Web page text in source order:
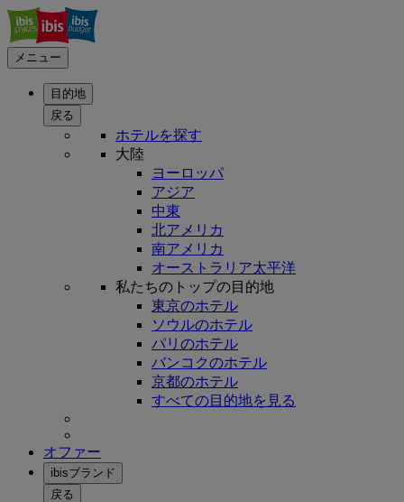
メニュー
目的地
戻る
ホテルを探す
大陸
ヨーロッパ
アジア
中東
北アメリカ
南アメリカ
オーストラリア太平洋
私たちのトップの目的地
東京のホテル
ソウルのホテル
パリのホテル
バンコクのホテル
京都のホテル
すべての目的地を見る
オファー
ibisブランド
戻る